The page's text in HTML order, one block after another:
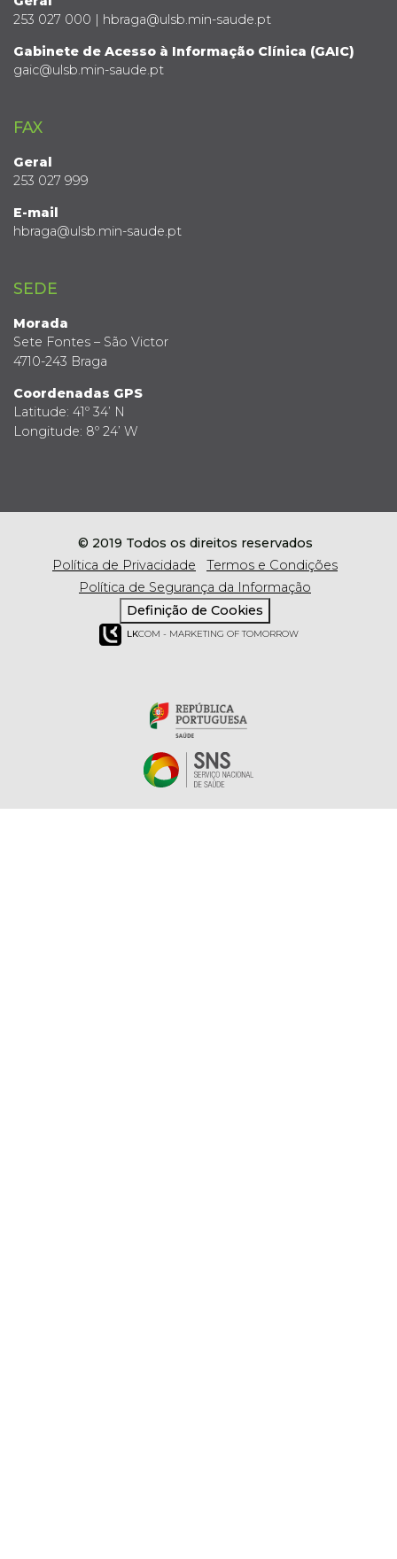
253 027 000 | hbraga@ulsb.min-saude.pt
Gabinete de Acesso à Informação Clínica (GAIC)
gaic@ulsb.min-saude.pt
FAX
Geral
253 027 999
E-mail
hbraga@ulsb.min-saude.pt
SEDE
Morada
Sete Fontes – São Victor
4710-243 Braga
Coordenadas GPS
Latitude: 41º 34’ N
Longitude: 8º 24’ W
© 2019 Todos os direitos reservados
Política de Privacidade
Termos e Condições
Política de Segurança da Informação
Definição de Cookies
LKCOM - MARKETING OF TOMORROW